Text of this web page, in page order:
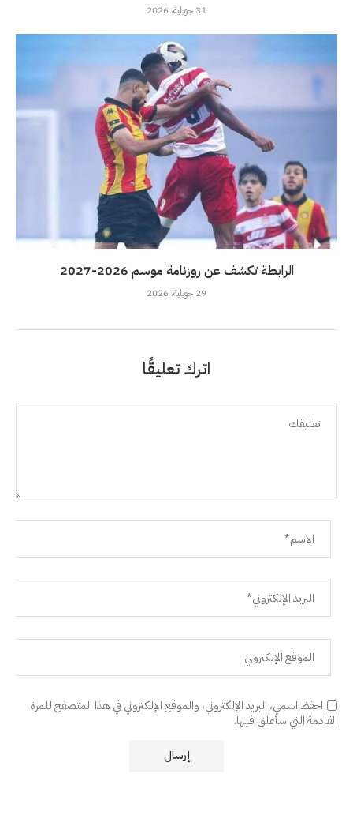
31 جويلية، 2026
الرابطة تكشف عن روزنامة موسم 2026-2027
29 جويلية، 2026
اترك تعليقًا
احفظ اسمي، البريد الإلكتروني، والموقع الإلكتروني في هذا المتصفح للمرة
القادمة التي سأعلق فيها.